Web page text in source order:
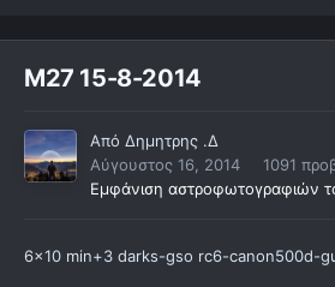
M27 15-8-2014
Από Δημητρης .Δ
Αύγουστος 16, 2014
1091
Εμφάνιση αστροφωτογραφιών
6x10 min+3 darks-gso rc6-canon500d-